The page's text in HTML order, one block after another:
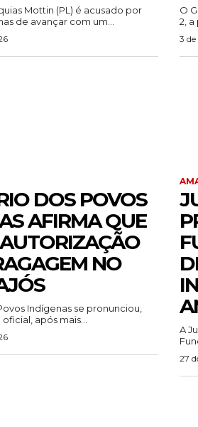
Mottin (PL) é acusado por
de avançar com um...
O
2,
3
DOS POVOS
AFIRMA QUE
NO
Indígenas se pronunciou,
após mais...
A
27